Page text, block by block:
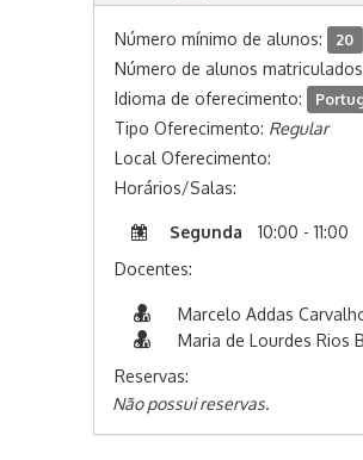
Número mínimo de alunos: 20
Número de alunos
Idioma de oferecimento:
Tipo Oferecimento: Regular
Local Oferecimento:
Horários/Salas:
Segunda
10:00 - 11:00
Docentes:
Marcelo Addas
Maria de Lourdes Rios
Reservas:
Não possui reservas.